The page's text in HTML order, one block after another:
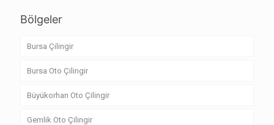
Bölgeler
Bursa Çilingir
Bursa Oto Çilingir
Büyükorhan Oto Çilingir
Gemlik Oto Çilingir